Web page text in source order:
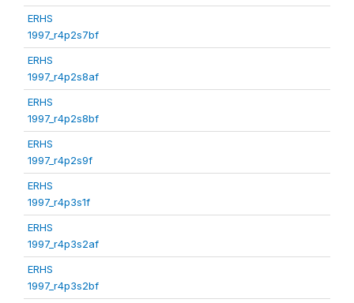
ERHS
1997_r4p2s7bf
ERHS
1997_r4p2s8af
ERHS
1997_r4p2s8bf
ERHS
1997_r4p2s9f
ERHS
1997_r4p3s1f
ERHS
1997_r4p3s2af
ERHS
1997_r4p3s2bf